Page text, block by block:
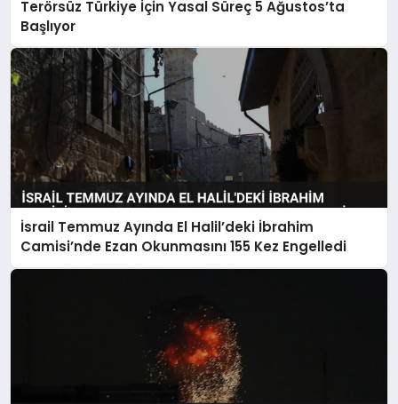
Terörsüz Türkiye İçin Yasal Süreç 5 Ağustos’ta
Başlıyor
İsrail Temmuz Ayında El Halil’deki İbrahim
Camisi’nde Ezan Okunmasını 155 Kez Engelledi